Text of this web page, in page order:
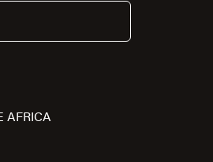
AFRICA